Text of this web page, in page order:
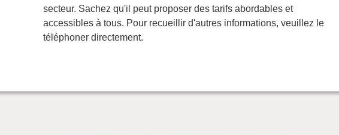
secteur. Sachez qu'il peut proposer des tarifs abordables et
accessibles à tous. Pour recueillir d'autres informations, veuillez le
téléphoner directement.